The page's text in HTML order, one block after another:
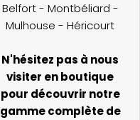
Belfort - Montbéliard -
Mulhouse - Héricourt
N'hésitez pas à nous
visiter en boutique
pour découvrir notre
gamme complète de